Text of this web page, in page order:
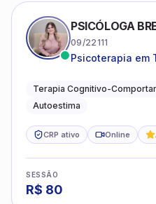
PSICÓLOGA
09/22111
Psicoterapia em
o cotidiano
Terapia Cognitivo-
Autoestima
CRP ativo Online
SESSÃO
R$ 80